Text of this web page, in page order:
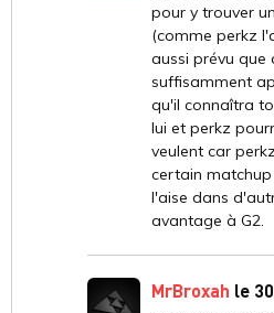
pour y trouver
(comme perkz
aussi prévu que
suffisamment
qu'il connaîtra
lui et perkz
veulent car
certain
l'aise dans
avantage à G2.
MrBroxah le